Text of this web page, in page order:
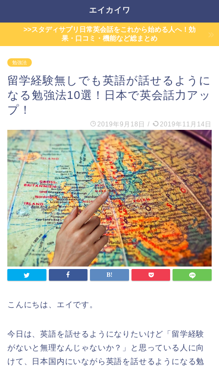
エイカイワ
>>スタディサプリ日常英会話をこれから始める人へ！効
果・口コミ・機能など総まとめ
勉強法
留学経験無しでも英語が話せるように
なる勉強法10選！日本で英会話力アッ
プ！
2019年9月18日 / 2019年11月14日
こんにちは、エイです。
今日は、英語を話せるようになりたいけど「留学経験
がないと無理なんじゃないか？」と思っている人に向
けて、日本国内にいながら英語を話せるようになる勉